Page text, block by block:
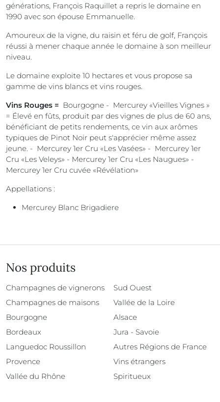
générations, François Raquillet a repris le domaine en
1990 avec son épouse Emmanuelle.
Amoureux de la vigne, du raisin et féru de golf, François
réussi à mener chaque année le domaine à son meilleur
niveau.
Le domaine exploite 10 hectares et vous propose sa
gamme de vins blancs et vins rouges.
Vins Rouges = Bourgogne - Mercurey «Vieilles Vignes »
= Élevé en fûts, produit par des vignes de plus de 60 ans,
bénéficiant de petits rendements, ce vin aux arômes
typiques de Pinot Noir peut s'apprécier même assez
jeune. - Mercurey 1er Cru «Les Vasées» - Mercurey 1er
Cru «Les Veleys» - Mercurey 1er Cru «Les Naugues» -
Mercurey 1er Cru cuvée «Révélation»
Appellations :
Mercurey Blanc Brigadiere
Nos produits
Champagnes de vignerons
Champagnes de maisons
Bourgogne
Bordeaux
Languedoc Roussillon
Provence
Vallée du Rhône
Sud Ouest
Vallée de la Loire
Alsace
Jura - Savoie
Autres Régions de France
Vins étrangers
Spiritueux